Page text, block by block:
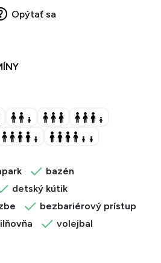
bazén
detský kútik
bezbariérový prístup
volejbal
Opýtať sa